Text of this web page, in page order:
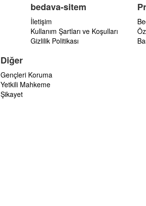
bedava-sitem
İletişim
Kullanım Şartları ve Koşulları
Gizlilik Politikası
Diğer
Gençleri Koruma
Yetkili Mahkeme
Şikayet